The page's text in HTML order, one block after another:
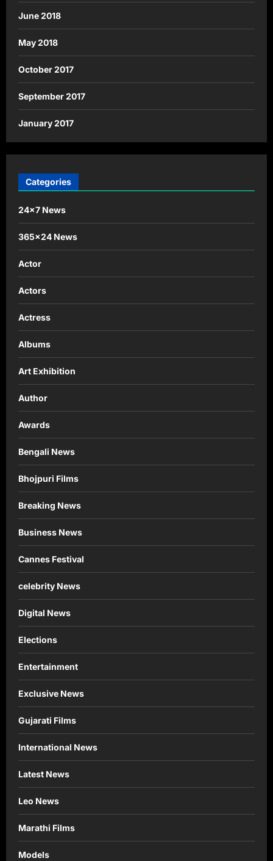
June 2018
May 2018
October 2017
September 2017
January 2017
Categories
24×7 News
365×24 News
Actor
Actors
Actress
Albums
Art Exhibition
Author
Awards
Bengali News
Bhojpuri Films
Breaking News
Business News
Cannes Festival
celebrity News
Digital News
Elections
Entertainment
Exclusive News
Gujarati Films
International News
Latest News
Leo News
Marathi Films
Models